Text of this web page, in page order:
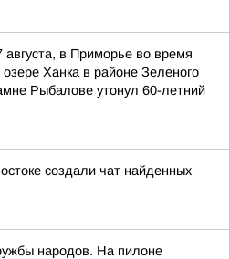
августа, в Приморье во время
озере Ханка в районе Зеленого
Рыбалове утонул 60-летний
создали чат найденных
народов. На пилоне